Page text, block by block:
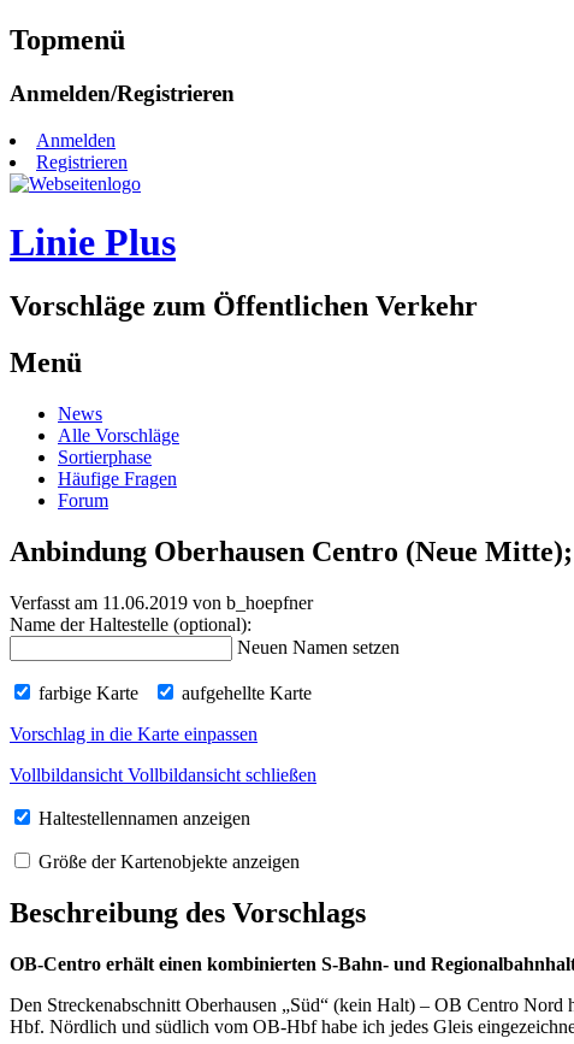
Topmenü
Zum
springen
Anmelden/Registrieren
Anmelden
Registrieren
Linie Plus
Vorschläge zum Öffentlichen Verkehr
Menü
Zum
Inhalt
springen
News
Alle Vorschläge
Sortierphase
Häufige Fragen
Forum
Anbindung Oberhausen Centro (Neue
Verfasst am 11.06.2019 von b_hoepfner
Name der Haltestelle (optional):
Neuen Namen setzen
farbige Karte
aufgehellte Karte
Vorschlag in die Karte einpassen
Vollbildansicht Vollbildansicht schließen
Haltestellennamen anzeigen
Größe der Kartenobjekte anzeigen
Beschreibung des Vorschlags
OB-Centro erhält einen kombinierten S-Bahn- und
Den Streckenabschnitt Oberhausen „Süd“ (kein Halt) – OB Centro
Hbf. Nördlich und südlich vom OB-Hbf habe ich jedes Gleis